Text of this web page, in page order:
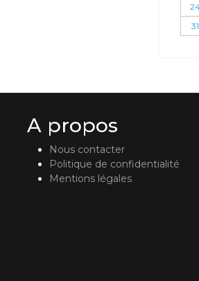
31
A propos
Nous contacter
Politique de confidentialité
Mentions légales